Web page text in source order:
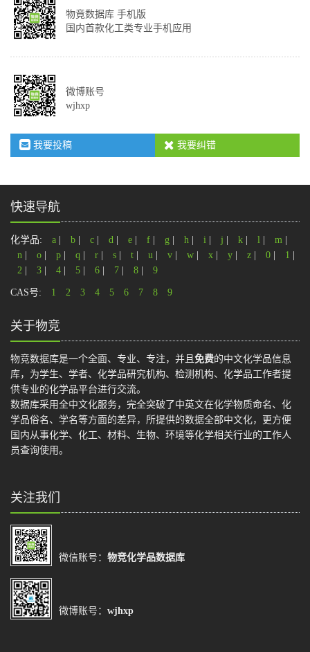
物竟数据库 手机版
国内首款化工类专业手机应用
微博账号
wjhxp
我要投稿 我要纠错
快速导航
化学品: a b c d e f g h i j k l m
n
o p q r s t u v w x y z 0 1
2
3 4 5 6 7 8 9
CAS号: 1 2 3 4 5 6 7 8 9
关于物竞
物竞数据库是一个全面、专业、专注，并且 免费的中文化学品信息
库，为学生、学者、化学品研究机构、检测机构、化学品工作者提
供专业的化学品平台进行交流。
数据库采用全中文化服务，完全突破了中英文在化学物质命名、化
学品俗名、学名等方面的差异，所提供的数据全部中文化，更方便
国内从事化学、化工、材料、生物、环境等化学相关行业的工作人
员查询使用。
关注我们
微信账号： 物竞化学品数据库
微博账号： wjhxp